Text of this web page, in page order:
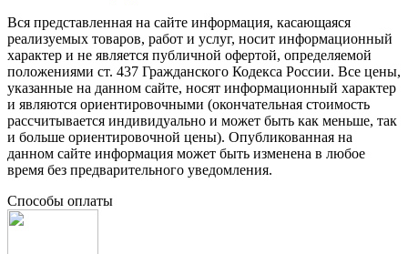
Вся представленная на сайте информация, касающаяся
реализуемых товаров, работ и услуг, носит информационный
характер и не является публичной офертой, определяемой
положениями ст. 437 Гражданского Кодекса России. Все цены,
указанные на данном сайте, носят информационный характер
и являются ориентировочными (окончательная стоимость
рассчитывается индивидуально и может быть как меньше, так
и больше ориентировочной цены). Опубликованная на
данном сайте информация может быть изменена в любое
время без предварительного уведомления.
Способы оплаты